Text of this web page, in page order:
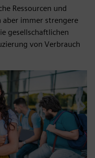
Ressourcen und
aber immer strengere
gesellschaftlichen
von Verbrauch